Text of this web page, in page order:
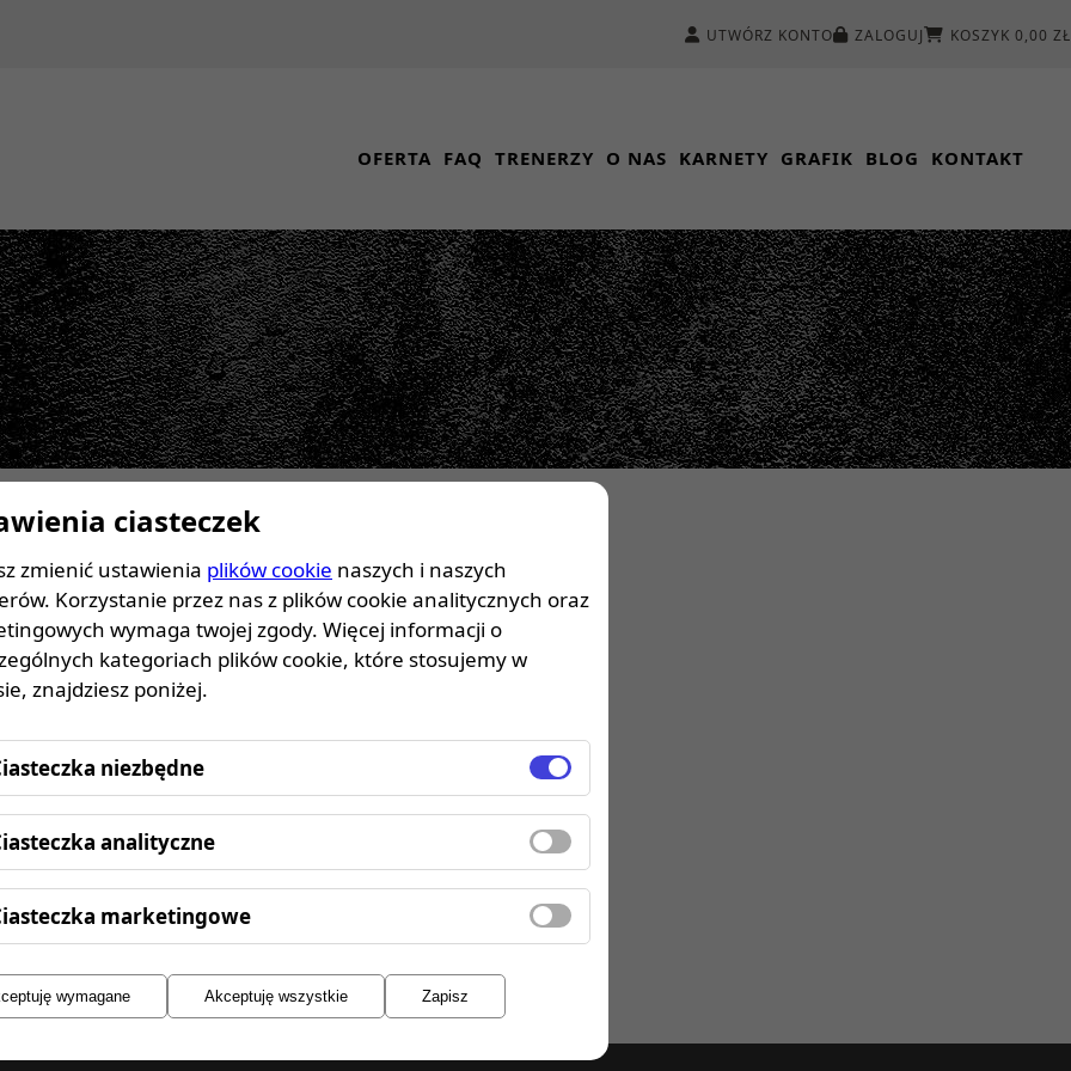
UTWÓRZ KONTO ZALOGUJ KOSZYK 0,00 ZŁ
OFERTA FAQ TRENERZY O NAS KARNETY GRAFIK BLOG KONTAKT
224
ciasteczek
zmienić ustawienia plików cookie naszych i naszych
Korzystanie przez nas z plików cookie analitycznych oraz
wymaga twojej zgody. Więcej informacji o
kategoriach plików cookie, które stosujemy w
znajdziesz poniżej.
niezbędne
analityczne
marketingowe
wymagane Akceptuję wszystkie Zapisz